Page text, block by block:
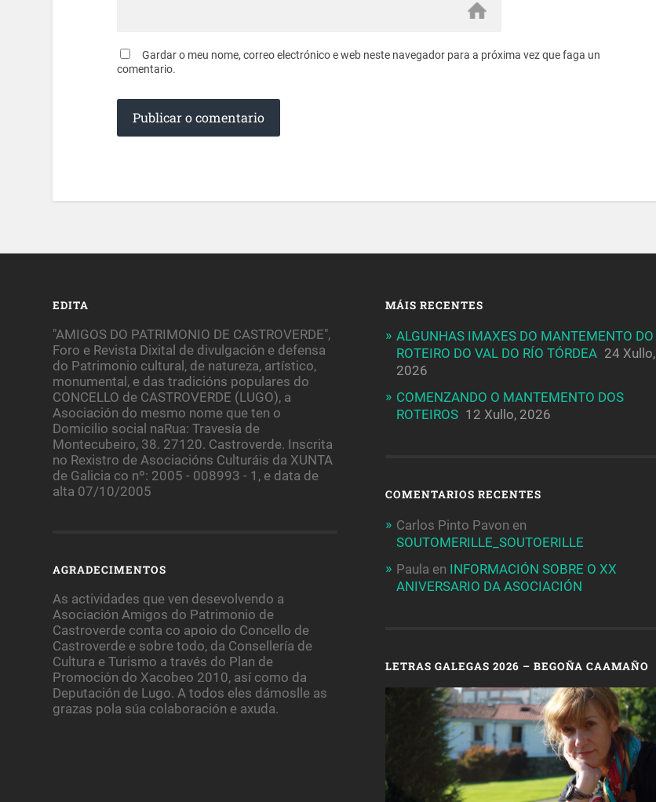
Gardar o meu nome, correo electrónico e web neste navegador para a próxima vez que faga un
comentario.
EDITA
"AMIGOS DO PATRIMONIO DE CASTROVERDE",
Foro e Revista Dixital de divulgación e defensa
do Patrimonio cultural, de natureza, artístico,
monumental, e das tradicións populares do
CONCELLO de CASTROVERDE (LUGO), a
Asociación do mesmo nome que ten o
Domicilio social naRua: Travesía de
Montecubeiro, 38. 27120. Castroverde. Inscrita
no Rexistro de Asociacións Culturáis da XUNTA
de Galicia co nº: 2005 - 008993 - 1, e data de
alta 07/10/2005
AGRADECIMENTOS
As actividades que ven desevolvendo a
Asociación Amigos do Patrimonio de
Castroverde conta co apoio do Concello de
Castroverde e sobre todo, da Consellería de
Cultura e Turismo a través do Plan de
Promoción do Xacobeo 2010, así como da
Deputación de Lugo. A todos eles dámoslle as
grazas pola súa colaboración e axuda.
MÁIS RECENTES
ALGUNHAS IMAXES DO MANTEMENTO DO
ROTEIRO DO VAL DO RÍO TÓRDEA 24 Xullo,
2026
COMENZANDO O MANTEMENTO DOS
ROTEIROS 12 Xullo, 2026
COMENTARIOS RECENTES
Carlos Pinto Pavon en
SOUTOMERILLE_SOUTOERILLE
Paula en INFORMACIÓN SOBRE O XX
ANIVERSARIO DA ASOCIACIÓN
LETRAS GALEGAS 2026 – BEGOÑA CAAMAÑO